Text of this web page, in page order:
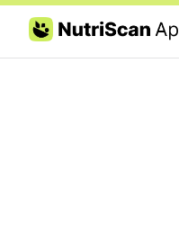
Skip to content